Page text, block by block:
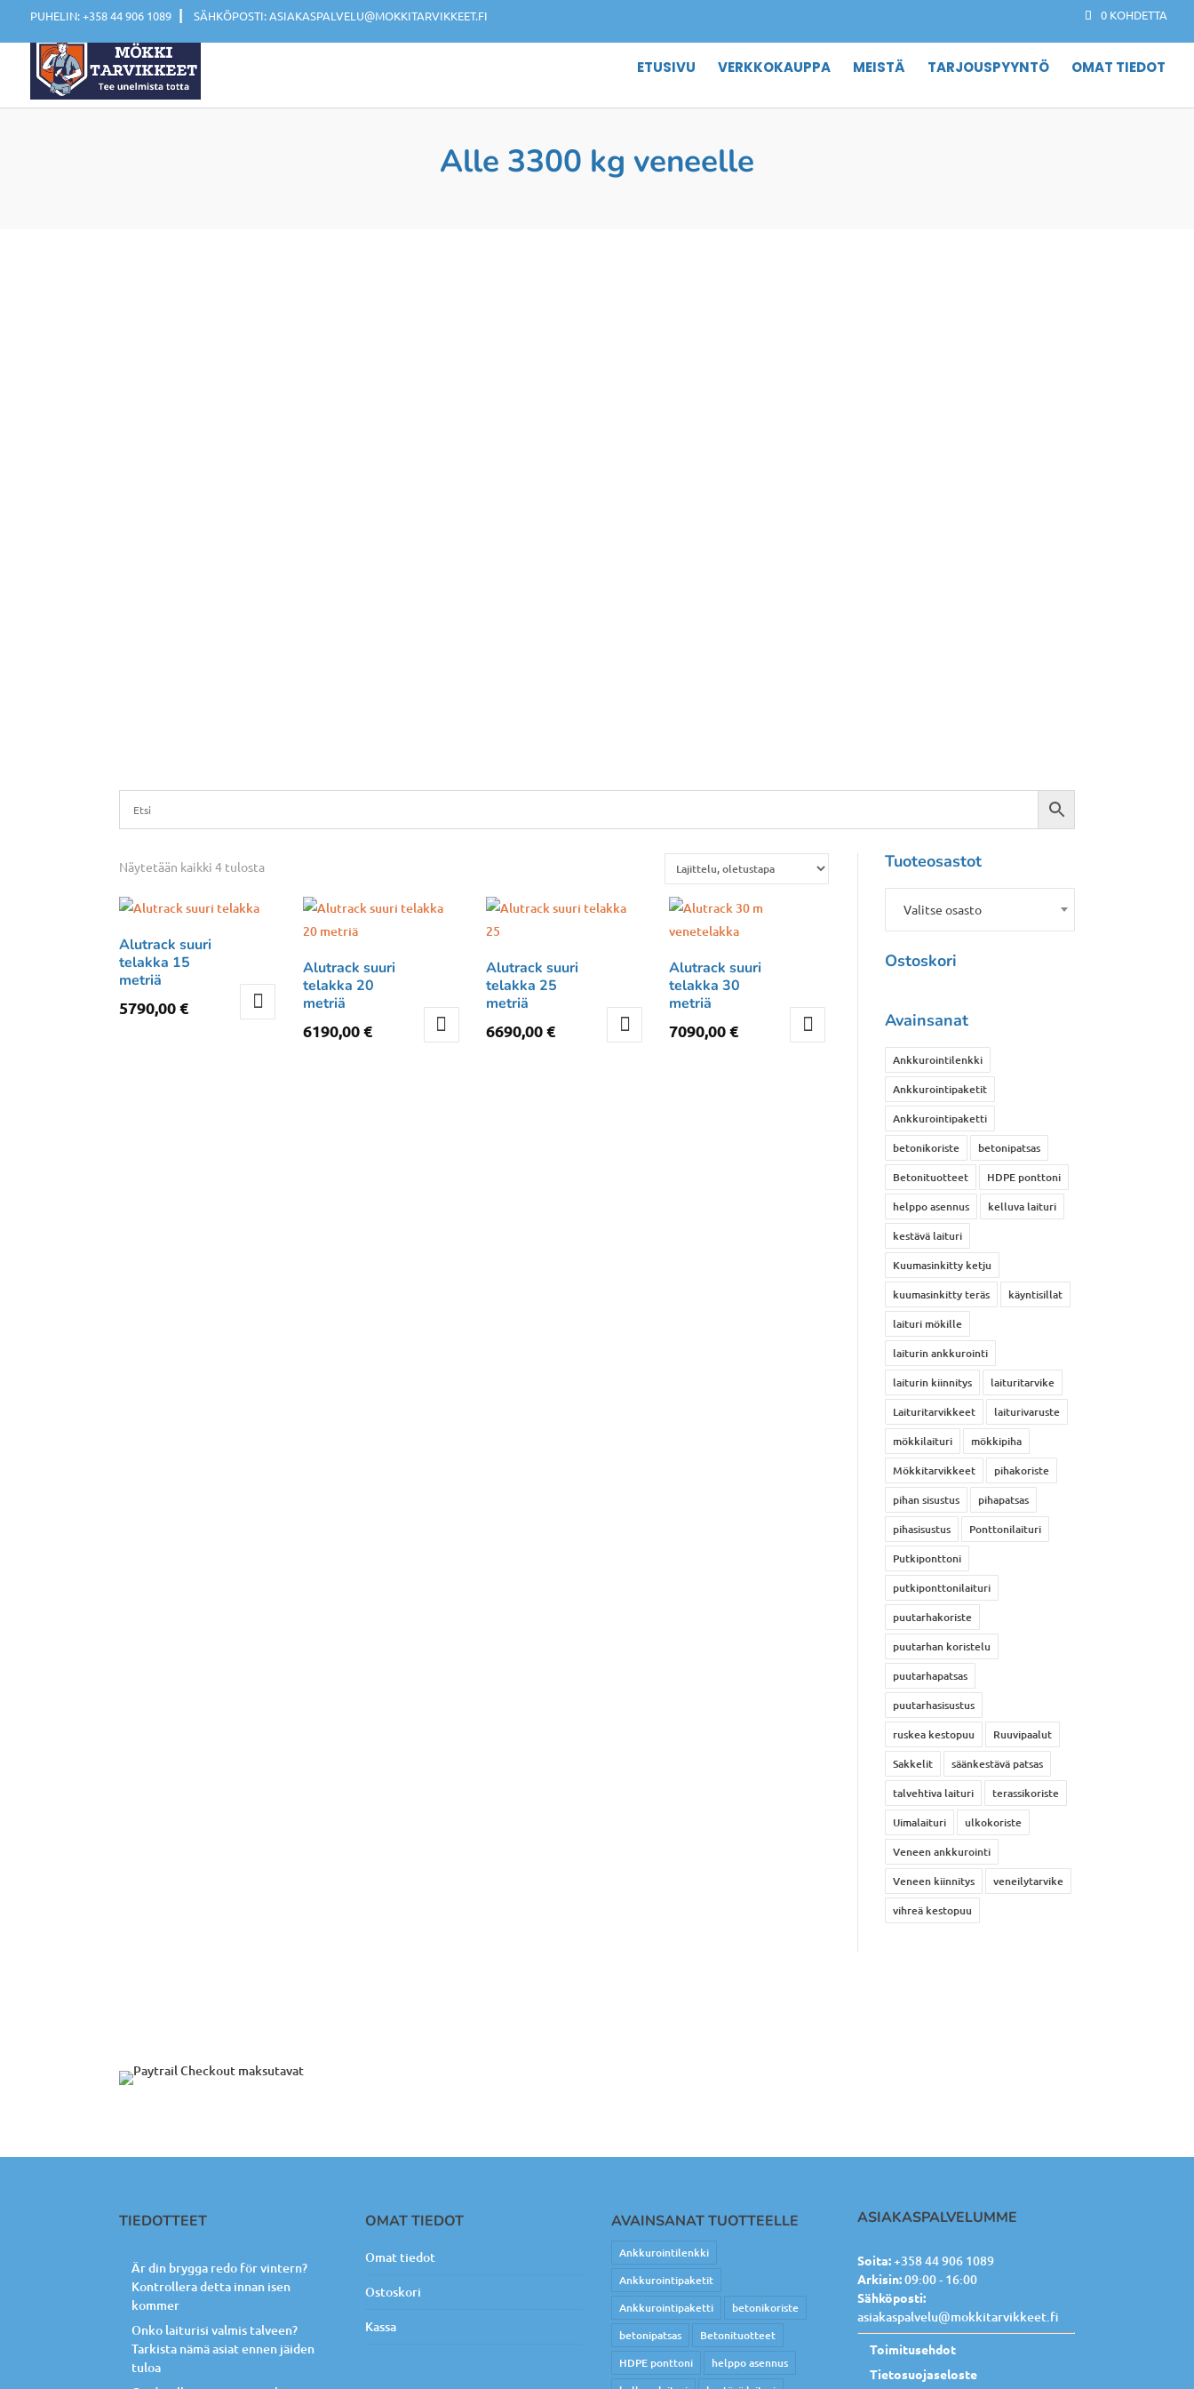
PUHELIN: +358 44 906 1089 | SÄHKÖPOSTI: ASIAKASPALVELU@MOKKITARVIKKEET.FI 0 KOHDETTA
ETUSIVU VERKKOKAUPPA MEISTÄ TARJOUSPYYNTÖ OMAT TIEDOT
Alle 3300 kg veneelle
Näytetään kaikki 4 tulosta
Alutrack suuri
telakka 15
metriä
5790,00€
Alutrack suuri
telakka 20
metriä
6190,00€
Alutrack suuri
telakka 25
metriä
6690,00€
Alutrack suuri
telakka 30
metriä
7090,00€
Tuoteosastot
Valitse osasto
Ostoskori
Avainsanat
Ankkurointilenkki
Ankkurointipaketit
Ankkurointipaketti
betonikoriste
betonipatsas
Betonituotteet
HDPE ponttoni
helppo asennus
kelluva laituri
kestävä laituri
Kuumasinkitty ketju
kuumasinkitty teräs
käyntisillat
laituri mökille
laiturin ankkurointi
laiturin kiinnitys
laituritarvike
Laituritarvikkeet
laiturivaruste
mökkilaituri
mökkipiha
Mökkitarvikkeet
pihakoriste
pihan sisustus
pihapatsas
pihasisustus
Ponttonilaituri
Putkiponttoni
putkiponttonilaituri
puutarhakoriste
puutarhan koristelu
puutarhapatsas
puutarhasisustus
ruskea kestopuu
Ruuvipaalut
Sakkelit
säänkestävä patsas
talvehtiva laituri
terassikoriste
Uimalaituri
ulkokoriste
Veneen ankkurointi
Veneen kiinnitys
veneilytarvike
vihreä kestopuu
TIEDOTTEET
Är din brygga redo för vintern?
Kontrollera detta innan isen
kommer
Onko laiturisi valmis talveen?
Tarkista nämä asiat ennen jäiden
tuloa
OMAT TIEDOT
Omat tiedot
Ostoskori
Kassa
AVAINSANAT TUOTTEELLE
Ankkurointilenkki
Ankkurointipaketit
Ankkurointipaketti
betonikoriste
betonipatsas
Betonituotteet
HDPE ponttoni
helppo asennus
ASIAKASPALVELUMME
Soita:+358 44 906 1089
Arkisin:09:00 - 16:00
Sähköposti:
asiakaspalvelu@mokkitarvikkeet.fi
Toimitusehdot
Tietosuojaseloste